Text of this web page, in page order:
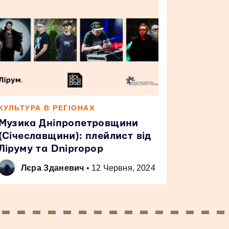
В РЕГІОНАХ
Музика Дніпропетровщини
плейлист від
та Dnipropop
Лєра Зданевич • 12 Червня, 2024